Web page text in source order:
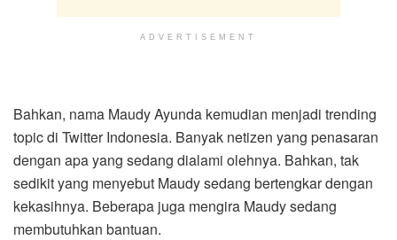
ADVERTISEMENT
Bahkan, nama Maudy Ayunda kemudian menjadi trending
topic di Twitter Indonesia. Banyak netizen yang penasaran
dengan apa yang sedang dialami olehnya. Bahkan, tak
sedikit yang menyebut Maudy sedang bertengkar dengan
kekasihnya. Beberapa juga mengira Maudy sedang
membutuhkan bantuan.